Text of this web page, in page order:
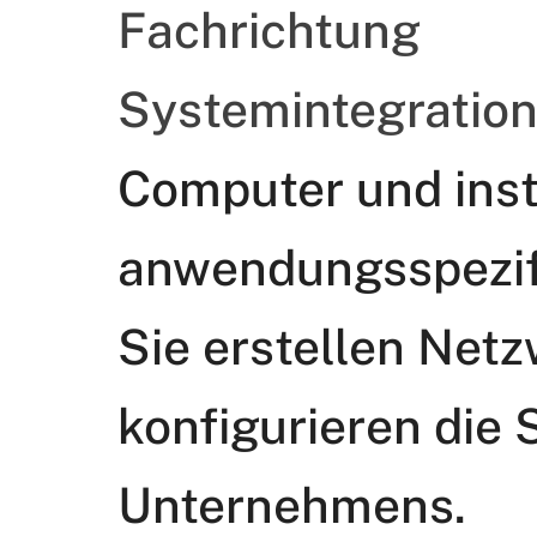
Fachrichtung
Systemintegration
Computer und
Sie erstellen
konfigurieren die
Unternehmens.